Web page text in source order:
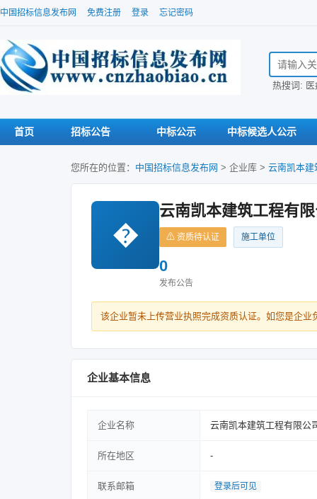
中国招标信息发布网 免费注册 登录 忘记密码
搜索招标信
热搜词:
首页 招标公告 中标公示 中标候选人公示
您所在的位置： 中国招标信息发布网 > 企业库 > 云南凯本建
�
云南凯本建筑工程有
⚠ 资质待认证 施工单位
0
发布公告
该企业暂未上传营业执照完成资质认证。如您是企业
企业基本信息
企业名称 云南凯本建筑工程有限公
所在地区 -
联系邮箱 登录后可见